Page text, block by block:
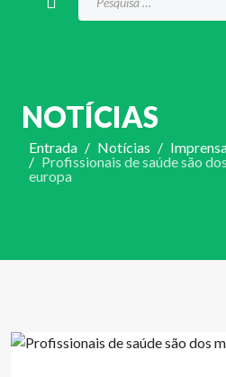
NOTÍCIAS
Entrada Notícias
Profissionais de saúde são
europa